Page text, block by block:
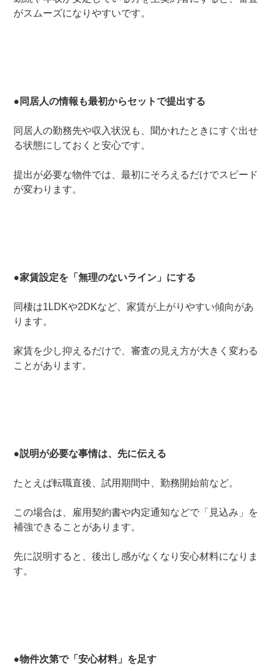
がスムーズになりやすいです。
●同居人の情報も最初からセットで提出する
同居人の勤務先や収入状況も、聞かれたときにすぐ出せ
る状態にしておくと安心です。
提出が必要な物件では、最初にそろえるだけでスピード
が変わります。
●家賃設定を「無理のないライン」にする
同棲は1LDKや2DKなど、家賃が上がりやすい傾向があ
ります。
家賃を少し抑えるだけで、審査の見え方が大きく変わる
ことがあります。
●説明が必要な事情は、先に伝える
たとえば転職直後、試用期間中、勤務開始前など。
この場合は、雇用契約書や内定通知などで「見込み」を
補強できることがあります。
先に説明すると、後出し感がなくなり安心材料になりま
す。
●物件次第で「安心材料」を足す